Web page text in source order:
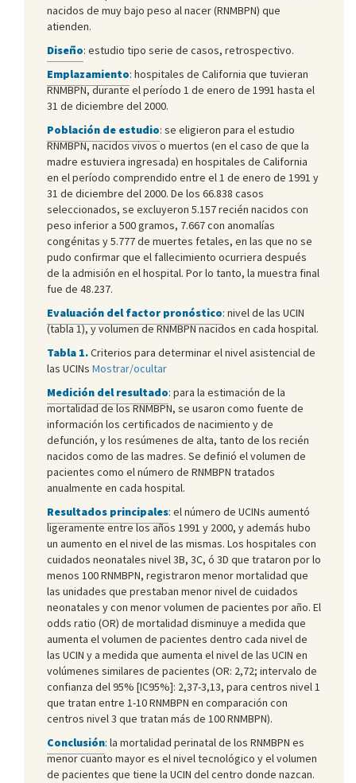
nacidos de muy bajo peso al nacer (RNMBPN) que
atienden.
Diseño: estudio tipo serie de casos, retrospectivo.
Emplazamiento: hospitales de California que tuvieran
RNMBPN, durante el período 1 de enero de 1991 hasta el
31 de diciembre del 2000.
Población de estudio: se eligieron para el estudio
RNMBPN, nacidos vivos o muertos (en el caso de que la
madre estuviera ingresada) en hospitales de California
en el período comprendido entre el 1 de enero de 1991 y
31 de diciembre del 2000. De los 66.838 casos
seleccionados, se excluyeron 5.157 recién nacidos con
peso inferior a 500 gramos, 7.667 con anomalías
congénitas y 5.777 de muertes fetales, en las que no se
pudo confirmar que el fallecimiento ocurriera después
de la admisión en el hospital. Por lo tanto, la muestra final
fue de 48.237.
Evaluación del factor pronóstico: nivel de las UCIN
(tabla 1), y volumen de RNMBPN nacidos en cada hospital.
Tabla 1.Criterios para determinar el nivel asistencial de
las UCINs Mostrar/ocultar
Medición del resultado: para la estimación de la
mortalidad de los RNMBPN, se usaron como fuente de
información los certificados de nacimiento y de
defunción, y los resúmenes de alta, tanto de los recién
nacidos como de las madres. Se definió el volumen de
pacientes como el número de RNMBPN tratados
anualmente en cada hospital.
Resultados principales: el número de UCINs aumentó
ligeramente entre los años 1991 y 2000, y además hubo
un aumento en el nivel de las mismas. Los hospitales con
cuidados neonatales nivel 3B, 3C, ó 3D que trataron por lo
menos 100 RNMBPN, registraron menor mortalidad que
las unidades que prestaban menor nivel de cuidados
neonatales y con menor volumen de pacientes por año. El
odds ratio (OR) de mortalidad disminuye a medida que
aumenta el volumen de pacientes dentro cada nivel de
las UCIN y a medida que aumenta el nivel de las UCIN en
volúmenes similares de pacientes (OR: 2,72; intervalo de
confianza del 95% [IC95%]: 2,37-3,13, para centros nivel 1
que tratan entre 1-10 RNMBPN en comparación con
centros nivel 3 que tratan más de 100 RNMBPN).
Conclusión: la mortalidad perinatal de los RNMBPN es
menor cuanto mayor es el nivel tecnológico y el volumen
de pacientes que tiene la UCIN del centro donde nazcan.